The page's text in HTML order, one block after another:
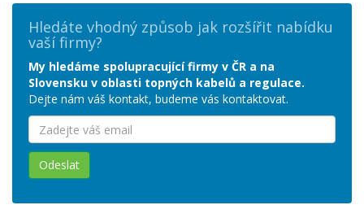
Hledáte vhodný způsob jak rozšířit nabídku
vaší firmy?
My hledáme spolupracující firmy v ČR a na
Slovensku v oblasti topných kabelů a regulace.
Dejte nám váš kontakt, budeme vás kontaktovat.
Odeslat